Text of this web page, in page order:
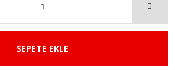
SEPETE EKLE